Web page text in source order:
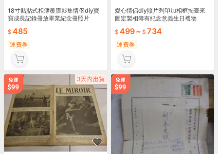
18寸黏貼式相簿覆膜影集情侶diy寶
寶成長記錄冊放畢業紀念冊照片
485
運費券
愛心情侶diy照片列印加相框擺臺來
圖定製相簿有紀念意義生日禮物
499~ 734
運費券